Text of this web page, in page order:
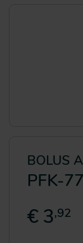
BOLUS
PFK-
€ 3,92